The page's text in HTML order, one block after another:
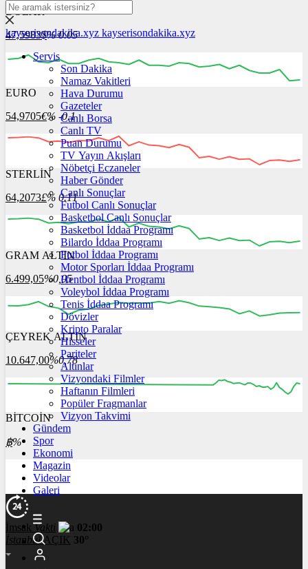
DOLAR
47,5983$% 0.05
12:00 13:00 14:00
EURO
54,9705€% -0.1
12:00 13:00 14:00
STERLİN
64,2073£% 0.11
12:00 13:00 14:00
GRAM ALTIN
6.499,05%0,05
12:00 13:00
ÇEYREK ALTIN
10.647,00%0,78
00:00 04:00
BİTCOİN
฿%
kayserisondakika.xyz kayserisondakika.xyz
Servis
Son Dakika
Namaz Vakitleri
Hava Durumu
Gazeteler
Canlı Borsa
Canlı TV
Puan Durumu
TV Yayın Akışları
Nöbetçi Eczaneler
Haber Gönder
Canlı Sonuçlar
Futbol Canlı Sonuçlar
Basketbol Canlı Sonuçlar
Basketbol İddaa Programı
Bilardo İddaa Programı
Futbol İddaa Programı
Motor Sporları İddaa Programı
Hentbol İddaa Programı
Voleybol İddaa Programı
Tenis İddaa Programı
Dövizler
Kripto Paralar
Hisseler
Pariteler
Altınlar
Vizyondaki Filmler
Haftanın Filmleri
Popüler Fragmanlar
Vizyon Takvimi
Gündem
Spor
Ekonomi
Magazin
Videolar
Galeri
İmsakVakti
02:00
İstanbul AÇIK 30°